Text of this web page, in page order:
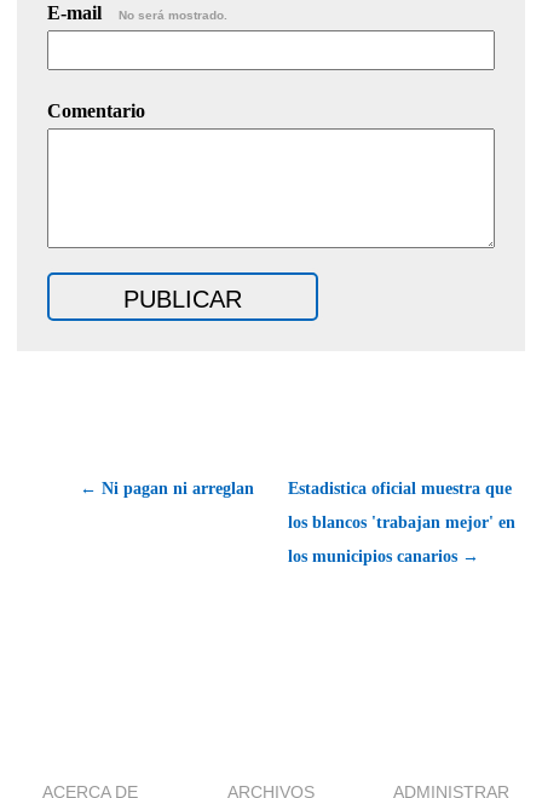
E-mail No será mostrado.
Comentario
← Ni pagan ni arreglan
Estadistica oficial muestra que
los blancos 'trabajan mejor' en
los municipios canarios →
ACERCA DE ARCHIVOS ADMINISTRAR